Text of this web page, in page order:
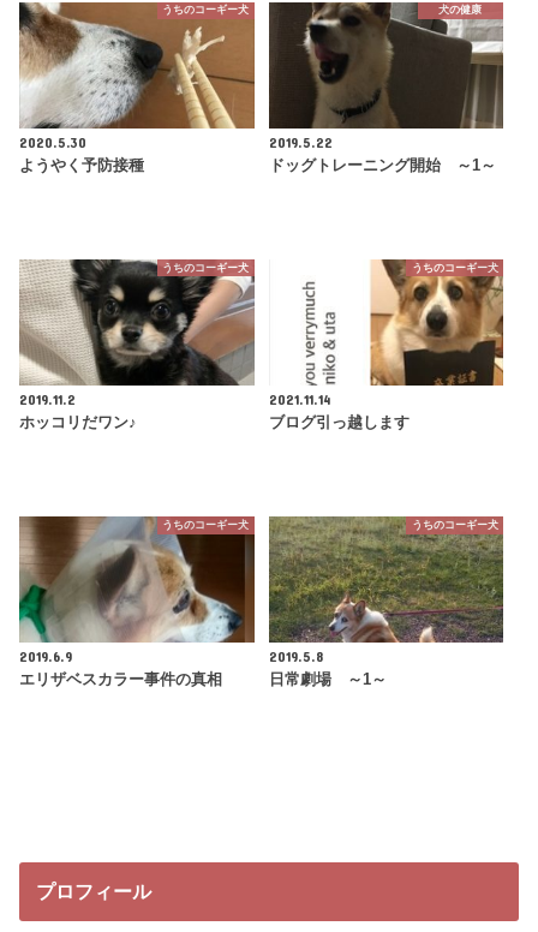
うちのコーギー犬
2020.5.30
ようやく予防接種
犬の健康
2019.5.22
ドッグトレーニング開始 ～1～
うちのコーギー犬
2019.11.2
ホッコリだワン♪
うちのコーギー犬
2021.11.14
ブログ引っ越します
うちのコーギー犬
2019.6.9
エリザベスカラー事件の真相
うちのコーギー犬
2019.5.8
日常劇場 ～1～
プロフィール